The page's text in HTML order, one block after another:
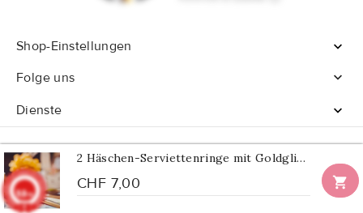
2 Häschen-Serviettenringe mit Goldglitzer
CHF 7,00 
Shop-Einstellungen

Folge uns

Dienste

© 2026 - Alle Rechte vorbehalten Confetti Box
9.8/10
902 Noten